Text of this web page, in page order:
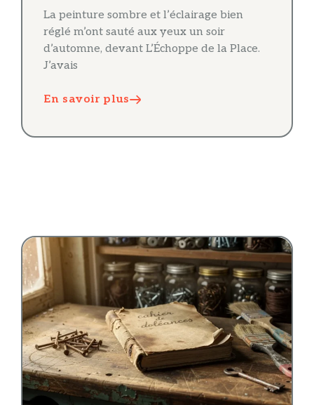
La peinture sombre et l’éclairage bien
réglé m’ont sauté aux yeux un soir
d’automne, devant L’Échoppe de la Place.
J’avais
En savoir plus